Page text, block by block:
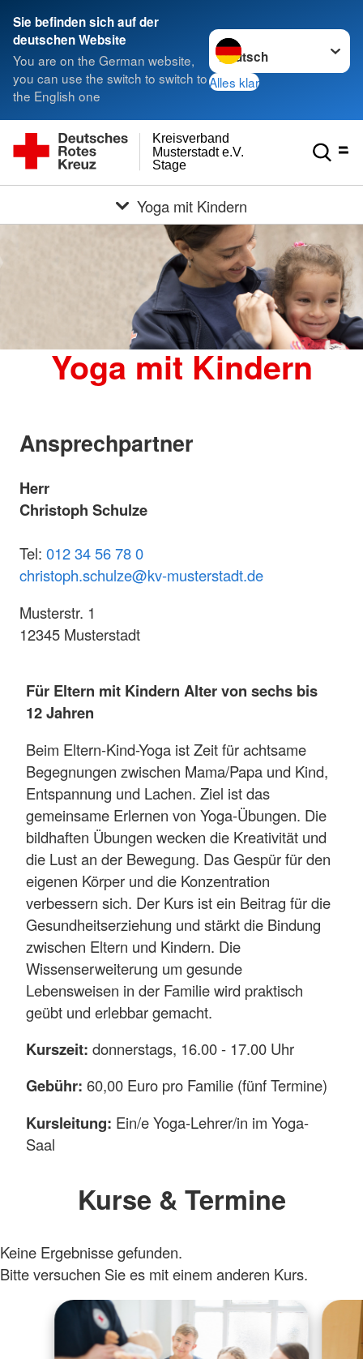
Sie befinden sich auf der
deutschen Website
You are on the German website,
you can use the switch to switch to
the English one
Sprache wechseln zu
Alles klar
Stage
Musterstadt e.V.
Kreisverband
Yoga mit Kindern
Yoga mit Kindern
Ansprechpartner
Herr
Christoph Schulze
Tel: 012 34 56 78 0
christoph.schulze@kv-musterstadt.de
Musterstr. 1
12345 Musterstadt
Für Eltern mit Kindern Alter von sechs bis
12 Jahren
Beim Eltern-Kind-Yoga ist Zeit für achtsame
Begegnungen zwischen Mama/Papa und Kind,
Entspannung und Lachen. Ziel ist das
gemeinsame Erlernen von Yoga-Übungen. Die
bildhaften Übungen wecken die Kreativität und
die Lust an der Bewegung. Das Gespür für den
eigenen Körper und die Konzentration
verbessern sich. Der Kurs ist ein Beitrag für die
Gesundheitserziehung und stärkt die Bindung
zwischen Eltern und Kindern. Die
Wissenserweiterung um gesunde
Lebensweisen in der Familie wird praktisch
geübt und erlebbar gemacht.
Kurszeit: donnerstags, 16.00 - 17.00 Uhr
Gebühr: 60,00 Euro pro Familie (fünf Termine)
Kursleitung: Ein/e Yoga-Lehrer/in im Yoga-
Saal
Kurse & Termine
Keine Ergebnisse gefunden.
Bitte versuchen Sie es mit einem anderen Kurs.